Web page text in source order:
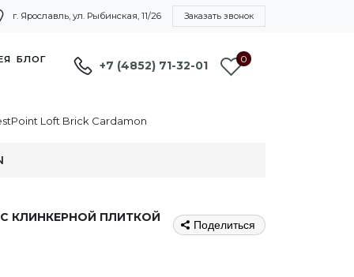
г. Ярославль, ул. Рыбинская, 11/26 Заказать звонок
БЛОГ
+7 (4852) 71-32-01 0
Loft Brick Cardamon
КЛИНКЕРНОЙ ПЛИТКОЙ
Поделиться